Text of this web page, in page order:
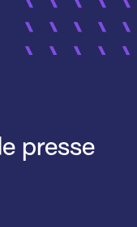
presse